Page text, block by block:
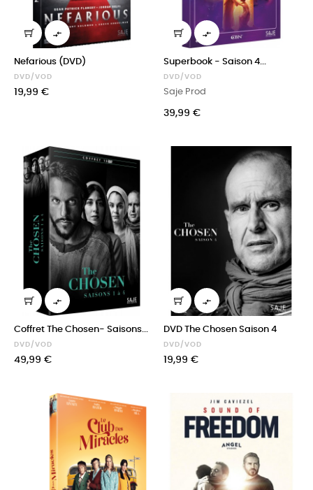

Nefarious (DVD)
DVD/VOD
Prix
19,99 €

Superbook - Saison 4...
DVD/VOD
Saje Prod
Prix
39,99 €

Coffret The Chosen- Saisons...
DVD/VOD
Prix
49,99 €

DVD The Chosen Saison 4
DVD/VOD
Prix
19,99 €